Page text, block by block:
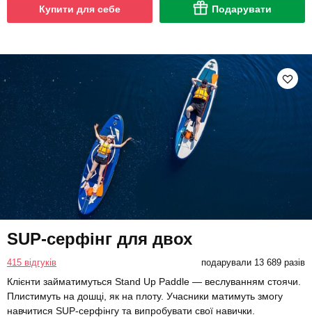
Купити для себе Подарувати
SUP-серфінг для двох
415 відгуків подарували 13 689 разів
Клієнти займатимуться Stand Up Paddle — веслуванням стоячи.
Плистимуть на дошці, як на плоту. Учасники матимуть змогу
навчитися SUP-серфінгу та випробувати свої навички.